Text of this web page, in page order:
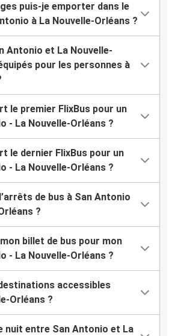
puis-je emporter dans le
à La Nouvelle-Orléans ?
Antonio et La Nouvelle-
pour les personnes à
le premier FlixBus pour un
- La Nouvelle-Orléans ?
le dernier FlixBus pour un
- La Nouvelle-Orléans ?
de bus à San Antonio
?
billet de bus pour mon
- La Nouvelle-Orléans ?
accessibles
Orléans ?
nuit entre San Antonio et La